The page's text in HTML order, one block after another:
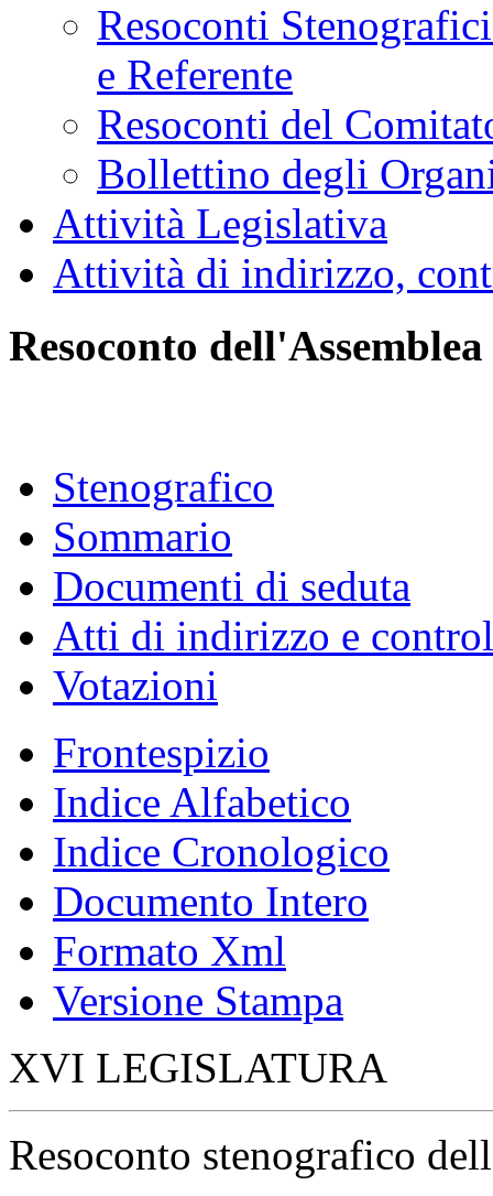
Resoconti
e Referente
Resoconti del
Bollettino degli
Attività Legislativa
Attività di indirizzo,
Resoconto dell'Assemblea
Stenografico
Sommario
Documenti di seduta
Atti di indirizzo e
Votazioni
Frontespizio
Indice Alfabetico
Indice Cronologico
Documento Intero
Formato Xml
Versione Stampa
XVI LEGISLATURA
Resoconto stenografico